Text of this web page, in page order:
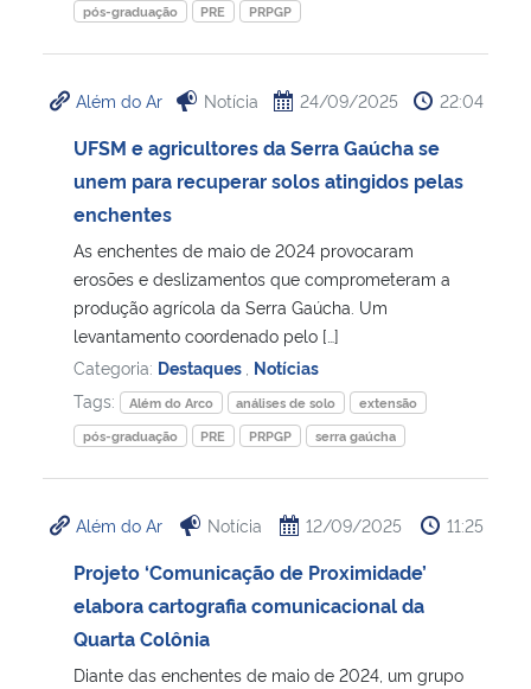
pós-graduação
PRE PRPGP
Além do Ar Notícia 24/09/2025 22:04
UFSM e agricultores da Serra Gaúcha se
unem para recuperar solos atingidos pelas
enchentes
As enchentes de maio de 2024 provocaram
erosões e deslizamentos que comprometeram a
produção agrícola da Serra Gaúcha. Um
levantamento coordenado pelo […]
Categoria: Destaques Notícias
Tags:
Além do Arco análises de solo
extensão
pós-graduação
PRE PRPGP serra gaúcha
Além do Ar Notícia 12/09/2025 11:25
Projeto ‘Comunicação de Proximidade’
elabora cartografia comunicacional da
Quarta Colônia
Diante das enchentes de maio de 2024, um grupo